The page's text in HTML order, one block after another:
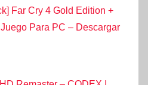
Far Cry 4 Gold Edition +
Para PC – Descargar